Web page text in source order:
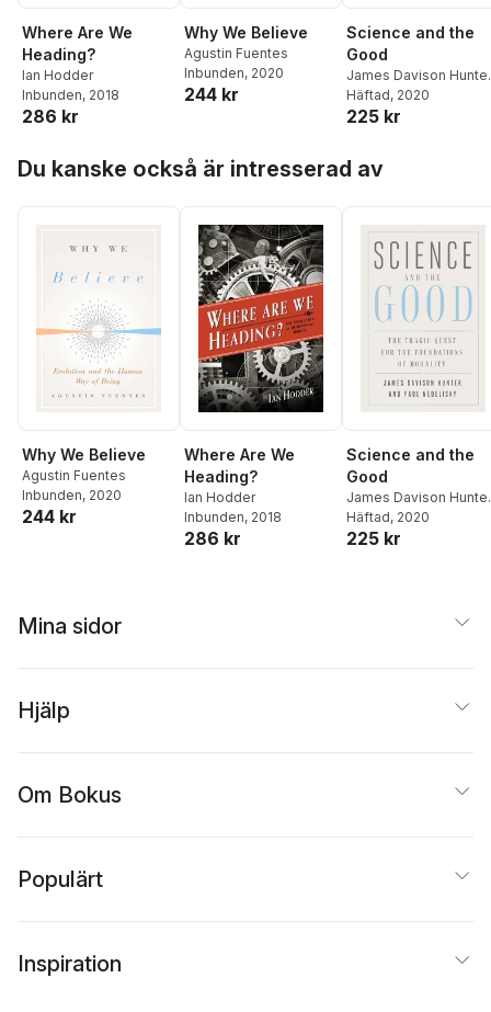
Where Are We
Heading?
Ian Hodder
Inbunden, 2018
286 kr
Why We Believe
Agustin Fuentes
Inbunden, 2020
244 kr
Science and the
Good
James Davison Hunter
Paul Nedelisky
Häftad, 2020
225 kr
Du kanske också är intresserad av
Why We Believe
Agustin Fuentes
Inbunden, 2020
244 kr
Where Are We
Heading?
Ian Hodder
Inbunden, 2018
286 kr
Science and the
Good
James Davison Hunter
Paul Nedelisky
Häftad, 2020
225 kr
Mina sidor
Hjälp
Om Bokus
Populärt
Inspiration